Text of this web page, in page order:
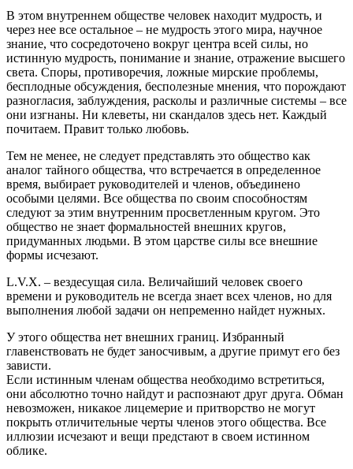
В этом внутреннем обществе человек находит мудрость, и
через нее все остальное – не мудрость этого мира, научное
знание, что сосредоточено вокруг центра всей силы, но
истинную мудрость, понимание и знание, отражение высшего
света. Споры, противоречия, ложные мирские проблемы,
бесплодные обсуждения, бесполезные мнения, что порождают
разногласия, заблуждения, расколы и различные системы – все
они изгнаны. Ни клеветы, ни скандалов здесь нет. Каждый
почитаем. Правит только любовь.
Тем не менее, не следует представлять это общество как
аналог тайного общества, что встречается в определенное
время, выбирает руководителей и членов, объединено
особыми целями. Все общества по своим способностям
следуют за этим внутренним просветленным кругом. Это
общество не знает формальностей внешних кругов,
придуманных людьми. В этом царстве силы все внешние
формы исчезают.
L.V.X. – вездесущая сила. Величайший человек своего
времени и руководитель не всегда знает всех членов, но для
выполнения любой задачи он непременно найдет нужных.
У этого общества нет внешних границ. Избранный
главенствовать не будет заносчивым, а другие примут его без
зависти.
Если истинным членам общества необходимо встретиться,
они абсолютно точно найдут и распознают друг друга. Обман
невозможен, никакое лицемерие и притворство не могут
покрыть отличительные черты членов этого общества. Все
иллюзии исчезают и вещи предстают в своем истинном
облике.